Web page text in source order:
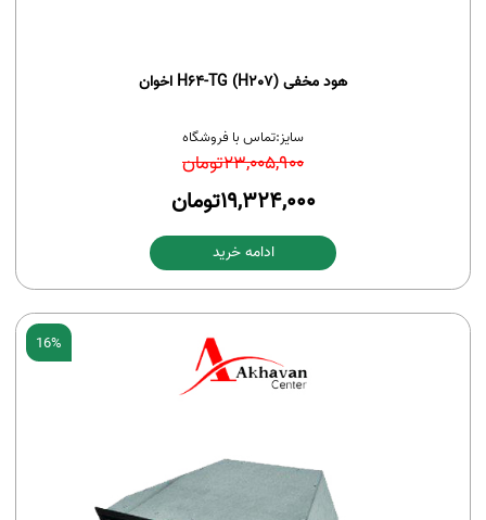
هود مخفی H64-TG (H207) اخوان
سایز:تماس با فروشگاه
23,005,900تومان
19,324,000تومان
ادامه خرید
16%